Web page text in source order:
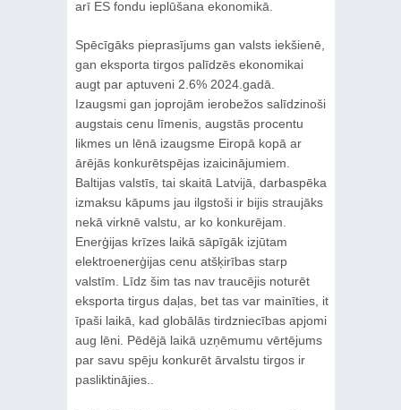
arī ES fondu ieplūšana ekonomikā.
Spēcīgāks pieprasījums gan valsts iekšienē,
gan eksporta tirgos palīdzēs ekonomikai
augt par aptuveni 2.6% 2024.gadā.
Izaugsmi gan joprojām ierobežos salīdzinoši
augstais cenu līmenis, augstās procentu
likmes un lēnā izaugsme Eiropā kopā ar
ārējās konkurētspējas izaicinājumiem.
Baltijas valstīs, tai skaitā Latvijā, darbaspēka
izmaksu kāpums jau ilgstoši ir bijis straujāks
nekā virknē valstu, ar ko konkurējam.
Enerģijas krīzes laikā sāpīgāk izjūtam
elektroenerģijas cenu atšķirības starp
valstīm. Līdz šim tas nav traucējis noturēt
eksporta tirgus daļas, bet tas var mainīties, it
īpaši laikā, kad globālās tirdzniecības apjomi
aug lēni. Pēdējā laikā uzņēmumu vērtējums
par savu spēju konkurēt ārvalstu tirgos ir
pasliktinājies..